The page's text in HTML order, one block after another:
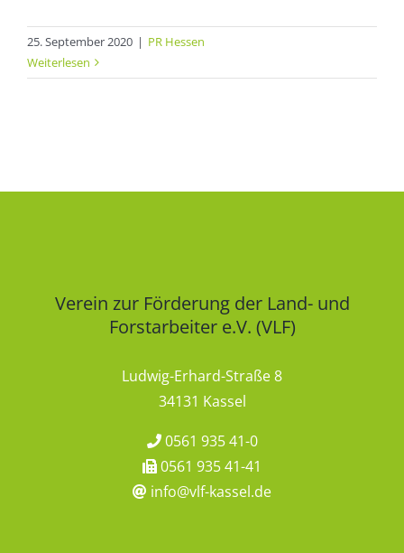
25. September 2020 | PR Hessen
Weiterlesen
Verein zur Förderung der Land- und
Forstarbeiter e.V. (VLF)
Ludwig-Erhard-Straße 8
34131 Kassel
0561 935 41-0
0561 935 41-41
info@vlf-kassel.de